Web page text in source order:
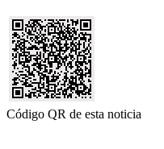
Código QR de esta noticia